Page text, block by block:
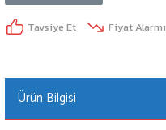
Tavsiye Et Fiyat Alarmı
Ürün Bilgisi